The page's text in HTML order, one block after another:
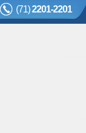
(71)2201-2201